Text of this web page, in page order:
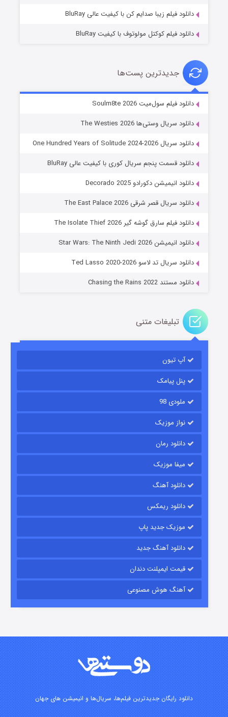
خاندان اژدها فصل ۳
جادوگری در مغولستان
قسمت ۱۴ (زیرنویس) منتشر شد
قسمت
قسمت۲ (دوبله) منتشر شد
دانلود فیلم زیبا صدایم کن با کیفیت عالی BluRay
دانلود فیلم کوکتل مولوتوف با کیفیت BluRay
جدیدترین پست‌ها
دانلود فیلم سول‌میت Soulm8te 2026
دانلود سریال وستی‌ها The Westies 2026
دانلود سریال One Hundred Years of Solitude 2024-2026
دانلود قسمت پنجم سریال کوری با کیفیت عالی BluRay
دانلود انیمیشن دکورادو Decorado 2025
دانلود سریال قصر شرقی The East Palace 2026
دانلود فیلم سارق گوشه گیر The Isolate Thief 2026
دانلود انیمیشن Star Wars: The Ninth Jedi 2026
دانلود سریال تد لاسو Ted Lasso 2020-2026
دانلود مستند Chasing the Rains 2022
تبلیغات متنی
آپ تیون
پنل پیامک
ملودی 98
نواز موزیک
دانلود رمان
میفا موزیک
دانلود آهنگ
دانلود ریمکس
موزیک جدید پاپ
دانلود آهنگ جدید
قیمت ایمپلنت دندان
آهنگ هوش مصنوعی
دانلود رایگان جدیدترین فیلم‌ها، سریال‌ها و انیمیشن های جهان